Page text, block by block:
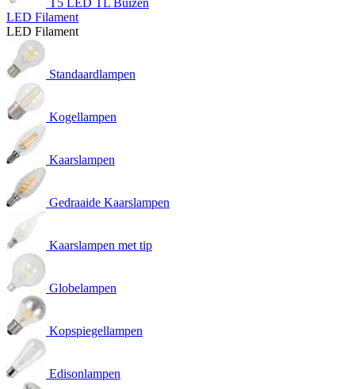
T5 LED TL Buizen
LED Filament
LED Filament
Standaardlampen
Kogellampen
Kaarslampen
Gedraaide Kaarslampen
Kaarslampen met tip
Globelampen
Kopspiegellampen
Edisonlampen